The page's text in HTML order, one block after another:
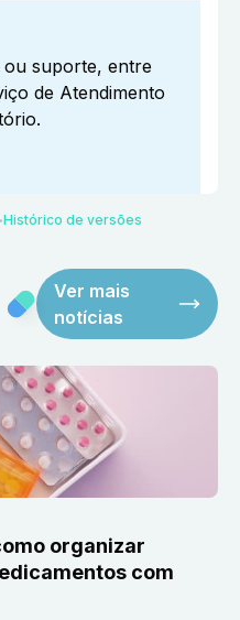
ou suporte, entre
de Atendimento
●Histórico de versões
Ver mais
notícias
organizar
com